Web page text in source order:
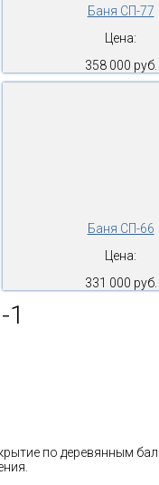
Баня СП-77
Цена:
358 000 руб.
Баня СП-66
Цена:
331 000 руб.
по деревянным